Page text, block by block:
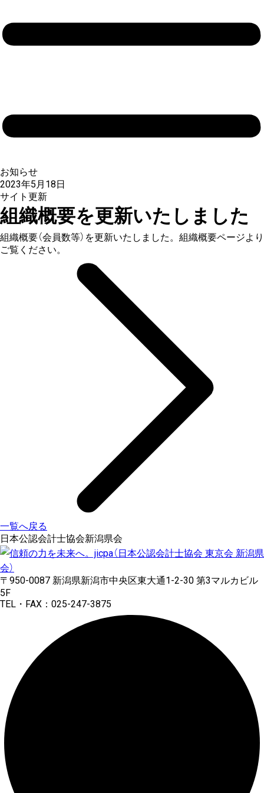
お知らせ
2023年5月18日
サイト更新
組織概要を更新いたしました
組織概要（会員数等）を更新いたしました。組織概要ページより
ご覧ください。
一覧へ戻る
日本公認会計士協会新潟県会
〒950-0087 新潟県新潟市中央区東大通1-2-30 第3マルカビル
5F
TEL・FAX：025-247-3875